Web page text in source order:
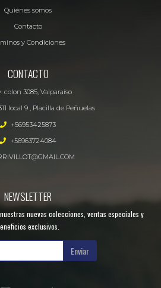
Quiénes somos
Contacto
y Condiciones
CONTACTO
colon 3085, Valparaíso
local 9 , Placilla de Peñuelas
+56953425873
+56963724084
NEWSLETTER
nuevas colecciones, ventas especiales y
exclusivos.
Enviar